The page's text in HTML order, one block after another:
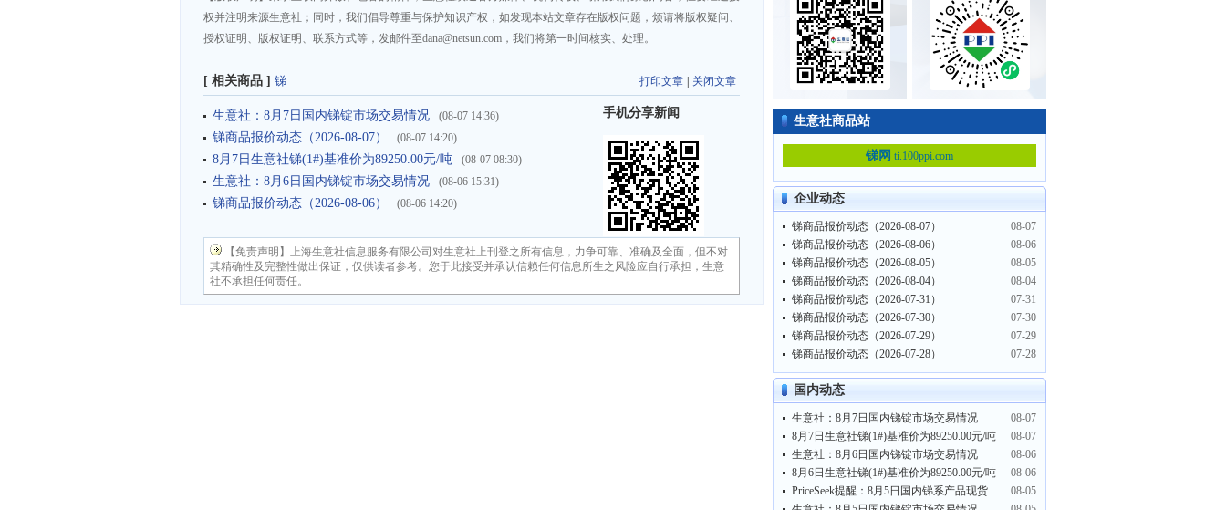
权并注明来源生意社；同时，我们倡导尊重与保护知识产权，如发现本站文章存在版权问题，烦请将版权疑问、
授权证明、版权证明、联系方式等，发邮件至dana@netsun.com，我们将第一时间核实、处理。
打印文章 关闭文章
[ 相关商品 ] 锑
生意社：8月7日国内锑锭市场交易情况 (08-07 14:36)
锑商品报价动态（2026-08-07） (08-07 14:20)
8月7日生意社锑(1#)基准价为89250.00元/吨 (08-07 08:30)
生意社：8月6日国内锑锭市场交易情况 (08-06 15:31)
锑商品报价动态（2026-08-06） (08-06 14:20)
手机分享新闻
【免责声明】上海生意社信息服务有限公司对生意社上刊登之所有信息，力争可靠、准确及全面，但不对
其精确性及完整性做出保证，仅供读者参考。您于此接受并承认信赖任何信息所生之风险应自行承担，生意
社不承担任何责任。
生意社商品站
锑网 ti.100ppi.com
企业动态
锑商品报价动态（2026-08-07）
08-07
锑商品报价动态（2026-08-06）
08-06
锑商品报价动态（2026-08-05）
08-05
锑商品报价动态（2026-08-04）
08-04
锑商品报价动态（2026-07-31）
07-31
锑商品报价动态（2026-07-30）
07-30
锑商品报价动态（2026-07-29）
07-29
锑商品报价动态（2026-07-28）
07-28
国内动态
生意社：8月7日国内锑锭市场交易情况
08-07
8月7日生意社锑(1#)基准价为89250.00元/吨
08-07
生意社：8月6日国内锑锭市场交易情况
08-06
8月6日生意社锑(1#)基准价为89250.00元/吨
08-06
PriceSeek提醒：8月5日国内锑系产品现货行情偏弱运行
08-05